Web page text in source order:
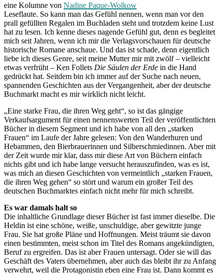
eine Kolumne von Nadine Paque-Wolkow
Leseflaute. So kann man das Gefühl nennen, wenn man vor den
prall gefüllten Regalen im Buchladen steht und trotzdem keine Lust
hat zu lesen. Ich kenne dieses nagende Gefühl gut, denn es begleitet
mich seit Jahren, wenn ich mir die Verlagsvorschauen für deutsche
historische Romane anschaue. Und das ist schade, denn eigentlich
liebe ich dieses Genre, seit meine Mutter mir mit zwölf – vielleicht
etwas verfrüht – Ken Follets Die Säulen der Erde in die Hand
gedrückt hat. Seitdem bin ich immer auf der Suche nach neuen,
spannenden Geschichten aus der Vergangenheit, aber der deutsche
Buchmarkt macht es mir wirklich nicht leicht.
„Eine starke Frau, die ihren Weg geht“, so ist das gängige
Verkaufsargument für einen nennenswerten Teil der veröffentlichten
Bücher in diesem Segment und ich habe von all den „starken
Frauen“ im Laufe der Jahre gelesen: Von den Wanderhuren und
Hebammen, den Bierbrauerinnen und Silberschmiedinnen. Aber mit
der Zeit wurde mir klar, dass mir diese Art von Büchern einfach
nichts gibt und ich habe lange versucht herauszufinden, was es ist,
was mich an diesen Geschichten von vermeintlich „starken Frauen,
die ihren Weg gehen“ so stört und warum ein großer Teil des
deutschen Buchmarktes einfach nicht mehr für mich schreibt.
Es war damals halt so
Die inhaltliche Grundlage dieser Bücher ist fast immer dieselbe. Die
Heldin ist eine schöne, weiße, unschuldige, aber gewitzte junge
Frau. Sie hat große Pläne und Hoffnungen. Meist träumt sie davon
einen bestimmten, meist schon im Titel des Romans angekündigten,
Beruf zu ergreifen. Das ist aber Frauen untersagt. Oder sie will das
Geschäft des Vaters übernehmen, aber auch das bleibt ihr zu Anfang
verwehrt, weil die Protagonistin eben eine Frau ist. Dann kommt es